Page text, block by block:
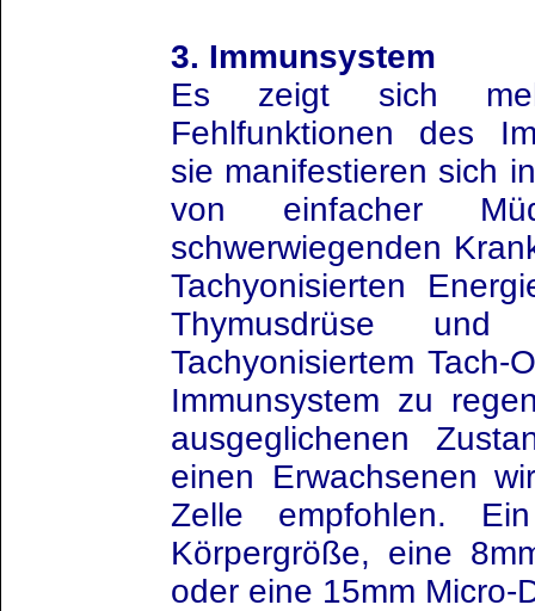
3. Immunsystem
Es zeigt sich
Fehlfunktionen des
sie manifestieren sich
von einfacher
schwerwiegenden
Tachyonisierten
Thymusdrüse
Tachyonisiertem Tach-
Immunsystem zu
ausgeglichenen
einen Erwachsenen
Zelle empfohlen.
Körpergröße, eine
oder eine 15mm Micro-